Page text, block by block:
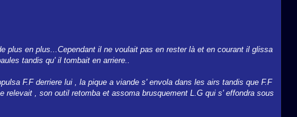
plus en plus...Cependant il ne voulait pas en rester là et en courant il glissa
tandis qu' il tombait en arriere..
F.F derriere lui , la pique a viande s' envola dans les airs tandis que F.F
, son outil retomba et assoma brusquement L.G qui s' effondra sous